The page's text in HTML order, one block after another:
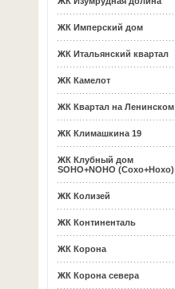
ЖК Имперский дом
ЖК Итальянский квартал
ЖК Камелот
ЖК Квартал на Ленинском
ЖК Климашкина 19
ЖК Клубный дом
SOHO+NOHO (Сохо+Нохо)
ЖК Колизей
ЖК Континенталь
ЖК Корона
ЖК Корона севера